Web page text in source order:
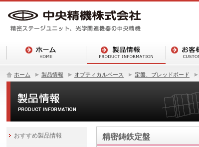
ホーム 製品情報 オプティカルベース 定盤、ブレッドボード
精密鋳鉄定盤
おすすめ製品情報